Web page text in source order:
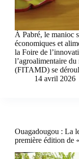
À Pabré, le manioc
économiques et
la Foire de
l’agroalimentaire du
(FITAMD) se
14 avril 2026
Ouagadougou : La
première édition de